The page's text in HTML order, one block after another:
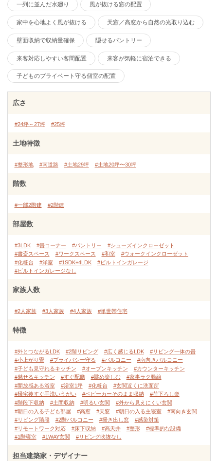
一列に並んだ水廻り 風が抜ける窓の配置
家中を心地よく風が抜ける 天窓／高窓から自然の光取り込む
壁面収納で収納量確保 隠せるパントリー
来客対応しやすい客間配置 来客が気軽に宿泊できる
子どものプライベート守る個室の配置
広さ
#24坪～27坪 #25坪
土地特徴
#整形地 #南道路 #土地29坪 #土地20坪〜30坪
階数
#一部2階建 #2階建
部屋数
#3LDK #畳コーナー #パントリー
#シューズインクローゼット
#書斎スペース
#ワークスペース #和室
#ウォークインクローゼット
#化粧台
#洋室 #1SDK+4LDK
#ビルトインガレージ
#ビルトインガレージなし
家族人数
#2人家族 #3人家族 #4人家族 #単世帯住宅
特徴
#外とつながるLDK #2階リビング #広く感じるLDK
#リビング一体の畳
#小上がり畳
#プライバシー守る #バルコニー
#南向きバルコニー
#子ども見守れるキッチン
#オープンキッチン
#カウンターキッチン
#魅せるキッチン
#すぐ配膳 #眺め楽しむ
#家事ラク動線
#開放感ある浴室
#浴室1坪 #化粧台
#玄関近くに洗面所
#帰宅後すぐ手洗いうがい
#ベビーカーそのまま収納
#荷下ろし楽
#階段下収納
#土間収納 #明るい玄関
#外から見えにくい玄関
#朝日の入る子ども部屋
#高窓 #天窓 #朝日の入る主寝室
#南向き玄関
#リビング階段
#2階バルコニー #掃き出し窓
#感染対策
#リモートワーク対応
#床下収納 #高天井 #整形
#標準的な設備
#1階寝室
#1WAY玄関 #リビング吹抜なし
担当建築家・デザイナー